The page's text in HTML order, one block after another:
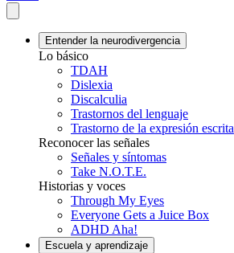
Entender la neurodivergencia
Lo básico
TDAH
Dislexia
Discalculia
Trastornos del lenguaje
Trastorno de la expresión escrita
Reconocer las señales
Señales y síntomas
Take N.O.T.E.
Historias y voces
Through My Eyes
Everyone Gets a Juice Box
ADHD Aha!
Escuela y aprendizaje